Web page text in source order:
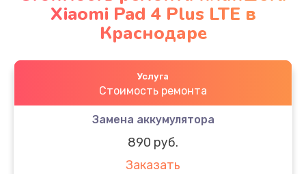
Xiaomi Pad 4 Plus LTE в
Краснодаре
Услуга
Стоимость ремонта
Замена аккумулятора
890 руб.
Заказать